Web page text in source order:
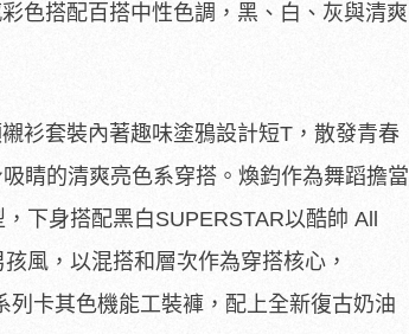
色搭配百搭中性色調，黑、白、 灰與清爽
衫套裝內著趣味塗鴉設計短T，散發青春
睛的清爽亮色系穿搭。 煥鈞作為舞蹈擔當
下身搭配黑白SUPERSTAR以酷帥 All
風，以混搭和層次作為穿搭核心，
卡其色機能工裝褲， 配上全新復古奶油